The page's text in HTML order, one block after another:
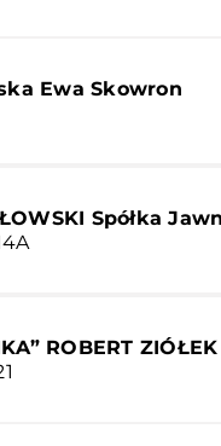
Ewa Skowron
Spółka
ROBERT ZIÓŁEK